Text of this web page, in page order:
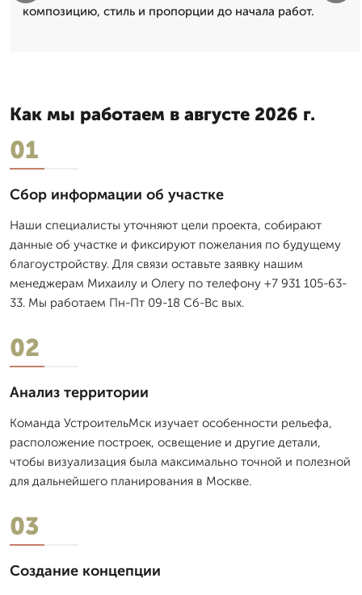
композицию, стиль и пропорции до начала работ.
Как мы работаем в августе 2026 г.
01
Сбор информации об участке
Наши специалисты уточняют цели проекта, собирают
данные об участке и фиксируют пожелания по будущему
благоустройству. Для связи оставьте заявку нашим
менеджерам Михаилу и Олегу по телефону +7 931 105-63-
33. Мы работаем Пн-Пт 09-18 Сб-Вс вых.
02
Анализ территории
Команда УстроительМск изучает особенности рельефа,
расположение построек, освещение и другие детали,
чтобы визуализация была максимально точной и полезной
для дальнейшего планирования в Москве.
03
Создание концепции